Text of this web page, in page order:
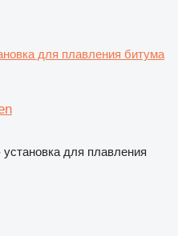
для плавления битума
для плавления